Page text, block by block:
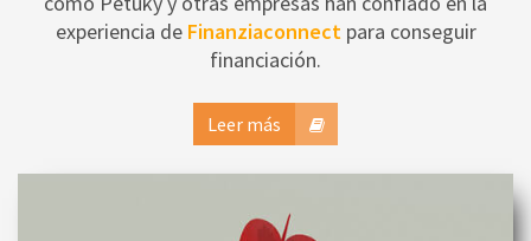
experiencia de Finanziaconnectpara conseguir
financiación.
Leer más